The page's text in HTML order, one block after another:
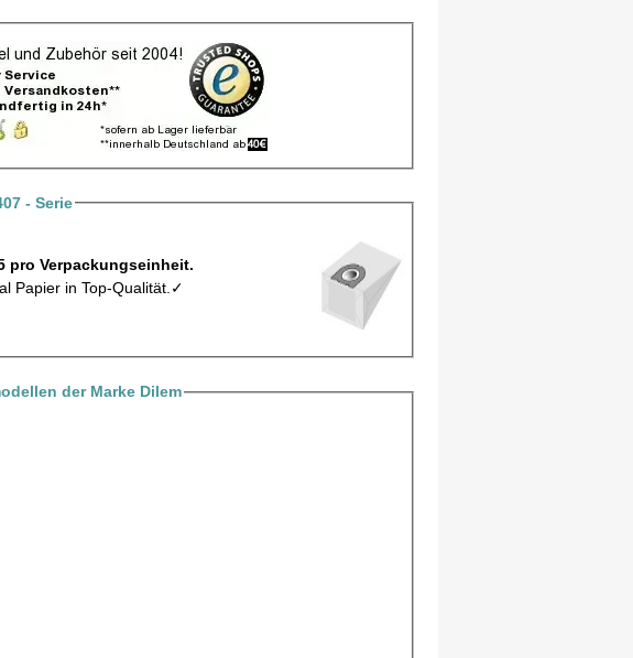
- Serie
10 Staubsaugerbeutel, Staubbeutel X5 pro Verpackungseinheit.
Papier in Top-Qualität.✓
der Marke Dilem